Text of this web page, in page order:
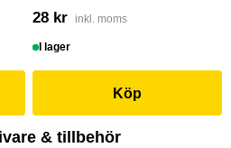
28 kr inkl. moms
I lager
Köp
& tillbehör